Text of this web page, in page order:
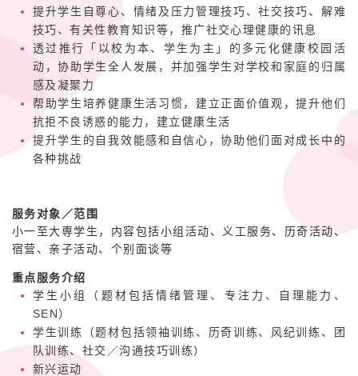
提升学生自尊心、情绪及压力管理技巧、社交技巧、解难
技巧、有关性教育知识等，推广社交心理健康的讯息
透过推行「以校为本、学生为主」的多元化健康校园活
动，协助学生全人发展，并加强学生对学校和家庭的归属
感及凝聚力
帮助学生培养健康生活习惯，建立正面价值观，提升他们
抗拒不良诱惑的能力，建立健康生活
提升学生的自我效能感和自信心，协助他们面对成长中的
各种挑战
服务对象／范围
小一至大専学生，内容包括小组活动、义工服务、历奇活动、
宿营、亲子活动、个别面谈等
重点服务介绍
学生小组（题材包括情绪管理、专注力、自理能力、
SEN）
学生训练（题材包括领袖训练、历奇训练、风纪训练、团
队训练、社交 ／沟通技巧训练）
新兴运动